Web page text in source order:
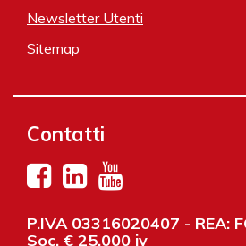
Newsletter Utenti
Sitemap
Contatti
P.IVA 03316020407 - REA:
Soc. € 25.000 iv